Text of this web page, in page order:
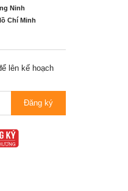
Ninh
Chí Minh
lên kế hoạch
Đăng ký